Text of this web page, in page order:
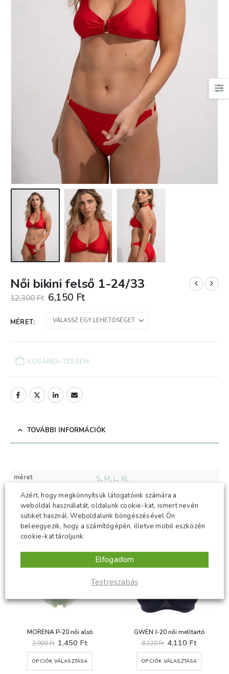
Női bikini felső 1-24/33
12,300Ft Original
price
was:
12,300 Ft.
6,150 FtCurrent
is:
6,150 Ft.
MÉRET
KOSÁRBA TESZEM
TOVÁBBI INFORMÁCIÓK
méret S, M, L,XL
Ha csipkés fehérnemű,
akkor nekem a Bonatti.
Mert gyönyörűek, mert
kényelmesek.
És az egyetlen hely, ahol
tanácsot kaptam!
KAPCSOLÓDÓ TERMÉKEK
MORENA P-20 női alsó
2,900Ft Original
price
was:
2,900 Ft.
1,450 FtCurrent
price
1,450 Ft.
OPCIÓK VÁLASZTÁSA
Ennek a terméknek több variációja van. A változatok a termékoldalon választhatók ki
GWEN J-20 női melltartó
8,220Ft Original
price
was:
8,220 Ft.
4,110 FtCurrent
price
4,110 Ft.
OPCIÓK VÁLASZTÁSA
Ennek a terméknek több variációja van. A változatok a termékoldalon választhatók ki
Azért, hogy megkönnyítsük látogatóink számára a
weboldal használatát, oldalunk cookie-kat, ismert nevén
sütiket használ. Weboldalunk böngészésével Ön
beleegyezik, hogy a számítógépén, illetve mobil eszközén
cookie-kat tároljunk.
Testreszabás
Elfogadom